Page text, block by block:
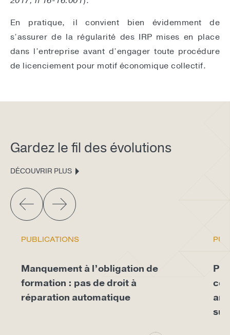
En pratique, il convient bien évidemment de
s’assurer de la régularité des IRP mises en place
dans l’entreprise avant d’engager toute procédure
de licenciement pour motif économique collectif.
Gardez le fil des évolutions
DÉCOUVRIR PLUS
PUBLICATIONS
Manquement à l’obligation de
formation : pas de droit à
réparation automatique